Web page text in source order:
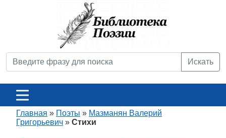
Искать
Главная » Поэты » Мазманян Валерий
Григорьевич » Стихи